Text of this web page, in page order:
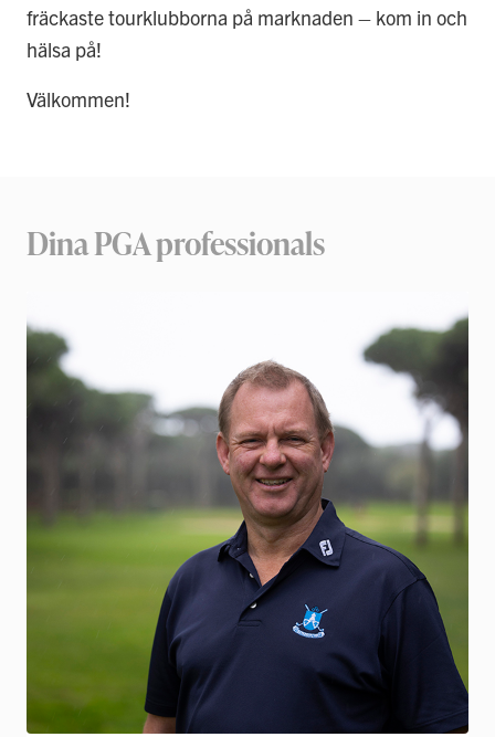
fräckaste tourklubborna på marknaden – kom in och
hälsa på!
Välkommen!
Dina PGA professionals